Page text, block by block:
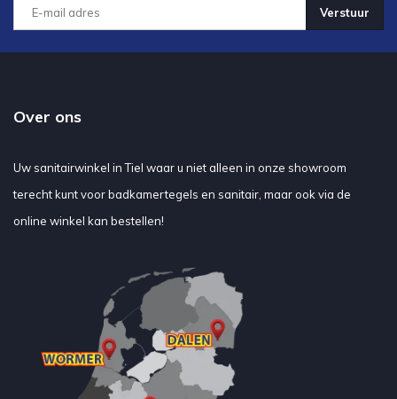
Verstuur
Over ons
Uw sanitairwinkel in Tiel waar u niet alleen in onze showroom
terecht kunt voor badkamertegels en sanitair, maar ook via de
online winkel kan bestellen!